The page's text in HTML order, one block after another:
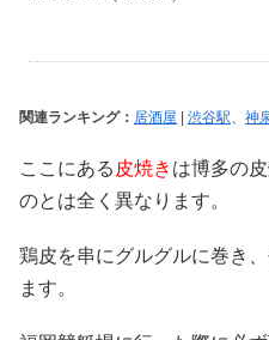
関連ランキング： 居酒屋 | 渋谷駅 神
ここにある 皮焼き は博多の
のとは全く異なります。
鶏皮を串にグルグルに巻き
ます。